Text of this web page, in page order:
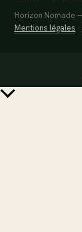
Horizon Nomade
Mentions légales ·